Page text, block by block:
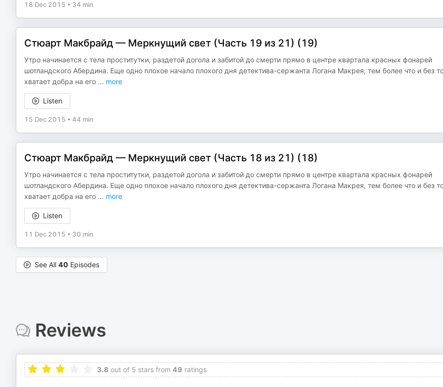
18 Dec 2015 • 34 min
Стюарт Макбрайд — Меркнущий свет (Часть 19 из 21) (19)
Утро начинается с тела проститутки, раздетой догола и забитой до смерти прямо в центре квартала красных фонарей
шотландского Абердина. Еще одно плохое начало плохого дня детектива-сержанта Логана Макрея, тем более что и без
хватает добра на его ... more
Listen
15 Dec 2015 • 44 min
Стюарт Макбрайд — Меркнущий свет (Часть 18 из 21) (18)
Утро начинается с тела проститутки, раздетой догола и забитой до смерти прямо в центре квартала красных фонарей
шотландского Абердина. Еще одно плохое начало плохого дня детектива-сержанта Логана Макрея, тем более что и без
хватает добра на его ... more
Listen
11 Dec 2015 • 30 min
See All 40 Episodes
Reviews
3.8 out of 5 stars from 49 ratings